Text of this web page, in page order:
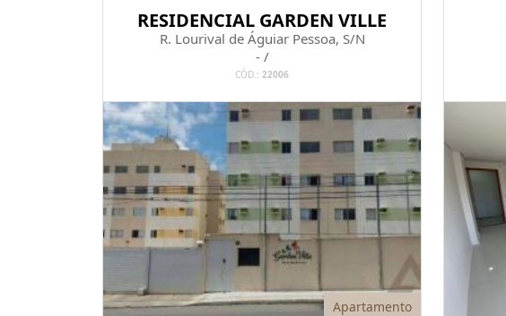
RESIDENCIAL GARDEN VILLE
R. Lourival de Águiar Pessoa, S/N
- /
CÓD.: 22006
Apartamento